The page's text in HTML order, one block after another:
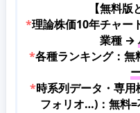
【無料版
*理論株価10年チャー
業種 →
*各種ランキング：
*時系列データ・専
フォリオ…)：無料